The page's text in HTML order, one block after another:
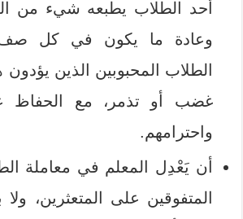
أحد الطلاب يطبعه شيء من
وعادة ما يكون في كل
الطلاب المحبوبين الذين
غضب أو تذمر، مع الحفاظ
واحترامهم.
أن يَعْدِل المعلم في معاملة
المتفوقين على المتعثرين،